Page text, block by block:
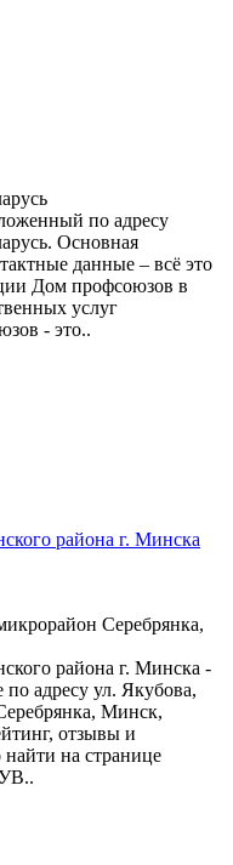
по адресу
Основная
данные – всё это
Дом профсоюзов в
услуг
- это..
района г. Минска
Серебрянка,
района г. Минска -
адресу ул. Якубова,
Минск,
отзывы и
на странице
УВ..